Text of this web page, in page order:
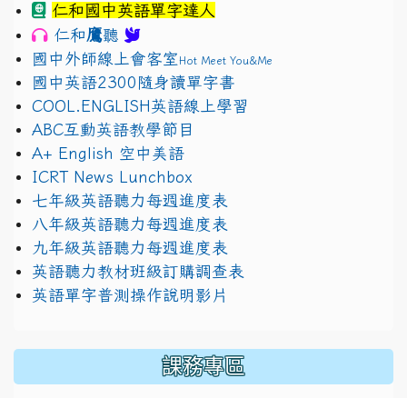
仁和國中英語單字達人
仁和鷹聽
國中外師線上會客室Hot Meet You&Me
國中英語2300隨身讀單字書
COOL.ENGLISH英語線上學習
ABC互動英語教學節目
A+ English 空中美語
ICRT News Lunchbox
七年級英語聽力每週進度表
八年級英語聽力每週進度表
九年級英語聽力每週進度表
英語聽力教材班級訂購調查表
英語單字普測操作說明影片
課務專區